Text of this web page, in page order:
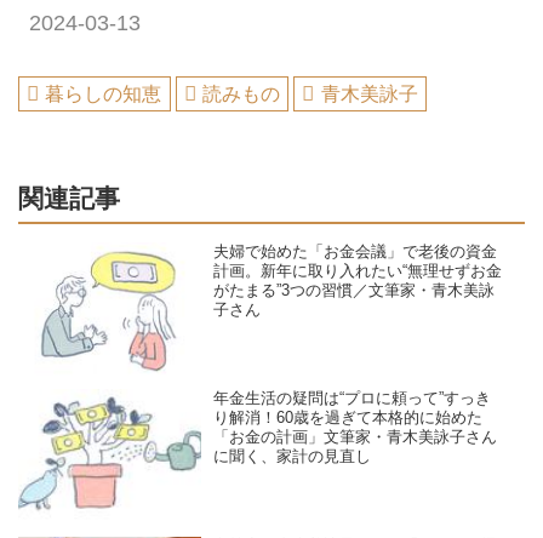
2024-03-13
暮らしの知恵 読みもの 青木美詠子
関連記事
夫婦で始めた「お金会議」で老後の資金
計画。新年に取り入れたい“無理せずお金
がたまる”3つの習慣／文筆家・青木美詠
子さん
年金生活の疑問は“プロに頼って”すっき
り解消！60歳を過ぎて本格的に始めた
「お金の計画」文筆家・青木美詠子さん
に聞く、家計の見直し